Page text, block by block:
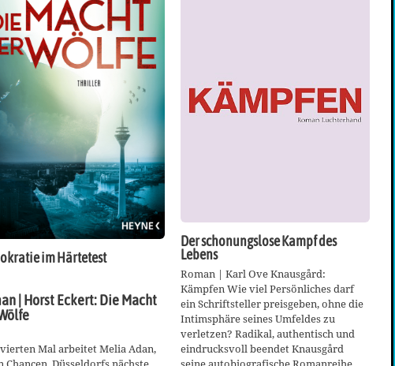
im Härtetest
| Horst Eckert: Die Macht
Mal arbeitet Melia Adan,
Der schonungslose Kampf des
Lebens
Roman | Karl Ove Knausgård:
Kämpfen Wie viel Persönliches darf
ein Schriftsteller preisgeben, ohne die
Intimsphäre seines Umfeldes zu
verletzen? Radikal, authentisch und
eindrucksvoll beendet Knausgård